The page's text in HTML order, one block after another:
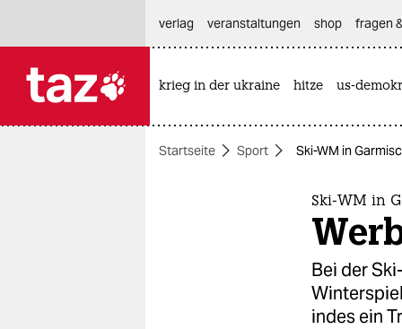
themen
verlag
veranstaltungen shop fragen
krieg in der ukraine hitze us-
Startseite Sport Ski-WM in
Ski-WM in
Bei der
indes ein